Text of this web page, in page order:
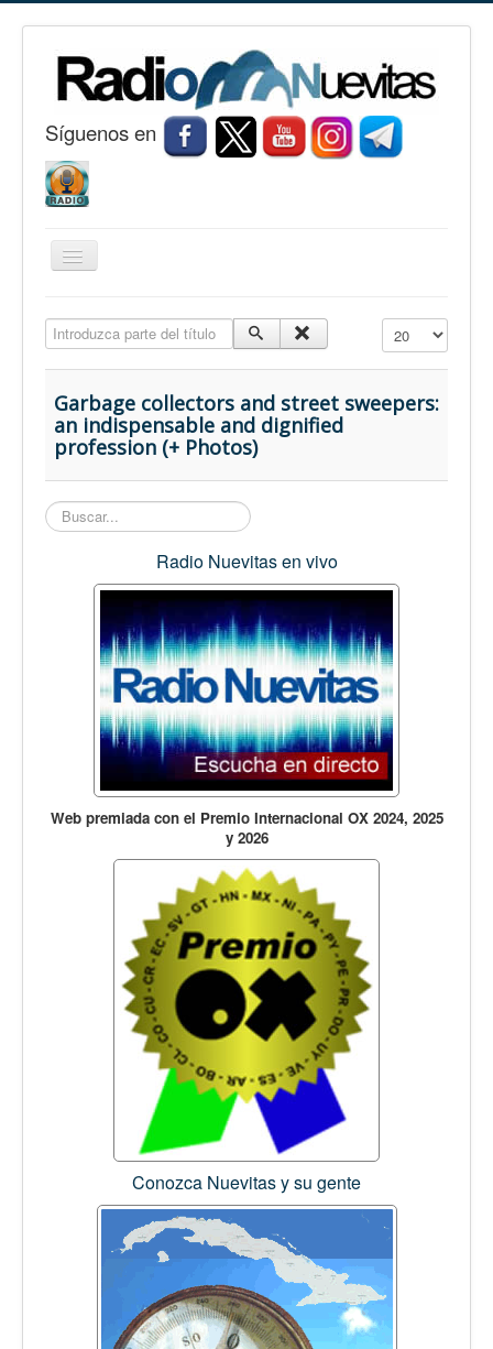
Síguenos en
Cambiar
Nuevitas
Conozca Nuevitas
Fotorreportaje
Opinión
En audio
Medio Ambiente
Ciencia, tecnología y curiosidades
Francés
Inglés
Desempolvando la historia
Introduzca parte del título Cantidad a
Garbage collectors and street sweepers:
an indispensable and dignified
profession (+ Photos)
Buscar...
Radio Nuevitas en vivo
Web premiada con el Premio Internacional OX 2024, 2025
y 2026
Conozca Nuevitas y su gente